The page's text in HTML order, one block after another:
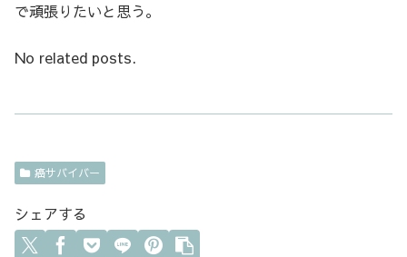
で頑張りたいと思う。
No related posts.
癌サバイバー
シェアする